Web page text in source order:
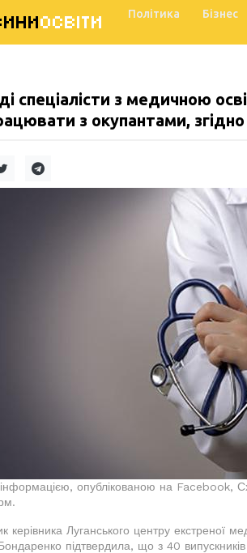
ОСВІТИ Політика Бізнес
спеціалісти з медичною
з окупантами,
інформацією, опублікованою на Facebook,
керівника Луганського центру екстреної
підтвердила, що з 40